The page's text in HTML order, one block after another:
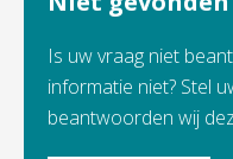
Is uw vraag niet
informatie niet? Stel
beantwoorden wij